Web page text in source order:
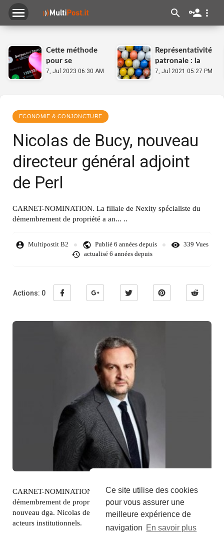
Cette méthode
pour se
débarrasser
fait ses preuves
7, Jul 2023 06:30 AM
Représentativité
patronale : la
Capeb pourrait
7, Jul 2021 05:27 PM
ECONOMIE & CONJONCTURE
Nicolas de Bucy, nouveau
directeur général adjoint
de Perl
CARNET-NOMINATION. La filiale de Nexity spécialiste du
démembrement de propriété a an... ..
Multipostit B2 Publié 6 années depuis
339 Vues
actualisé 6 années depuis
Actions: 0
CARNET-NOMINATION. La filiale de Nexity spécialiste du
démembrement de propriété a annoncé la nomination d'un
nouveau dga. Nicolas de Bucy sera notamment chargé des
acteurs institutionnels.
Ce site utilise des cookies
pour vous assurer une
meilleure expérience de
navigation En savoir plus